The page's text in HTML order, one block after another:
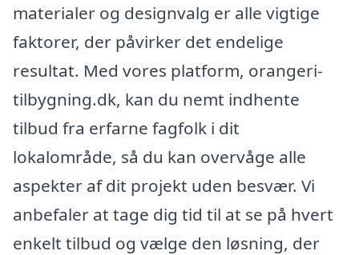
materialer og designvalg er alle vigtige
faktorer, der påvirker det endelige
resultat. Med vores platform, orangeri-
tilbygning.dk, kan du nemt indhente
tilbud fra erfarne fagfolk i dit
lokalområde, så du kan overvåge alle
aspekter af dit projekt uden besvær. Vi
anbefaler at tage dig tid til at se på hvert
enkelt tilbud og vælge den løsning, der